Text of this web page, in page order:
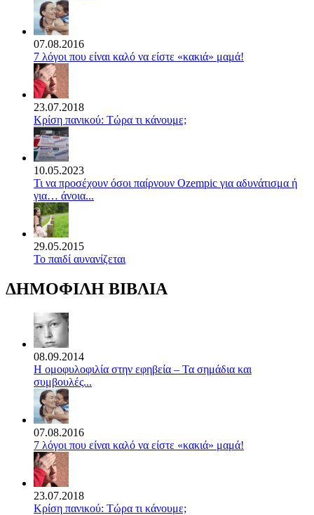
07.08.2016
7 λόγοι που είναι καλό να είστε «κακιά» μαμά!
23.07.2018
Κρίση πανικού: Τώρα τι κάνουμε;
10.05.2023
Τι να προσέχουν όσοι παίρνουν Ozempic για αδυνάτισμα ή
για… άνοια...
29.05.2015
Το παιδί αυνανίζεται
ΔΗΜΟΦΙΛΗ ΒΙΒΛΙΑ
08.09.2014
Η ομοφυλοφιλία στην εφηβεία – Τα σημάδια και
συμβουλές...
07.08.2016
7 λόγοι που είναι καλό να είστε «κακιά» μαμά!
23.07.2018
Κρίση πανικού: Τώρα τι κάνουμε;